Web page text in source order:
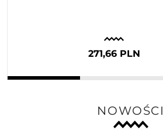
271,66 PLN
NOWOŚCI